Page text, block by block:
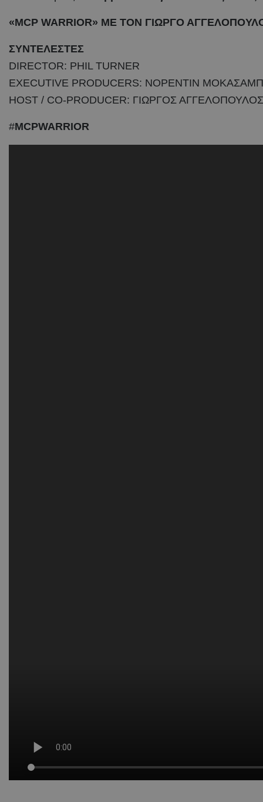
«MCP WARRIOR» ΜΕ ΤΟΝ ΓΙΩΡΓΟ
ΣΥΝΤΕΛΕΣΤΕΣ
DIRECTOR: PHIL TURNER
EXECUTIVE PRODUCERS: ΝΟΡΕΝΤΙΝ
HOST / CO-PRODUCER: ΓΙΩΡΓΟΣ ΑΓΓΕΛΟΠΟΥΛΟΣ
#MCPWARRIOR